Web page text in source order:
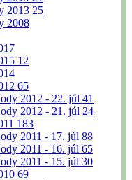
2013 25
2008
12
65
2012 - 22. júl 41
2012 - 21. júl 24
183
2011 - 17. júl 88
2011 - 16. júl 65
2011 - 15. júl 30
69